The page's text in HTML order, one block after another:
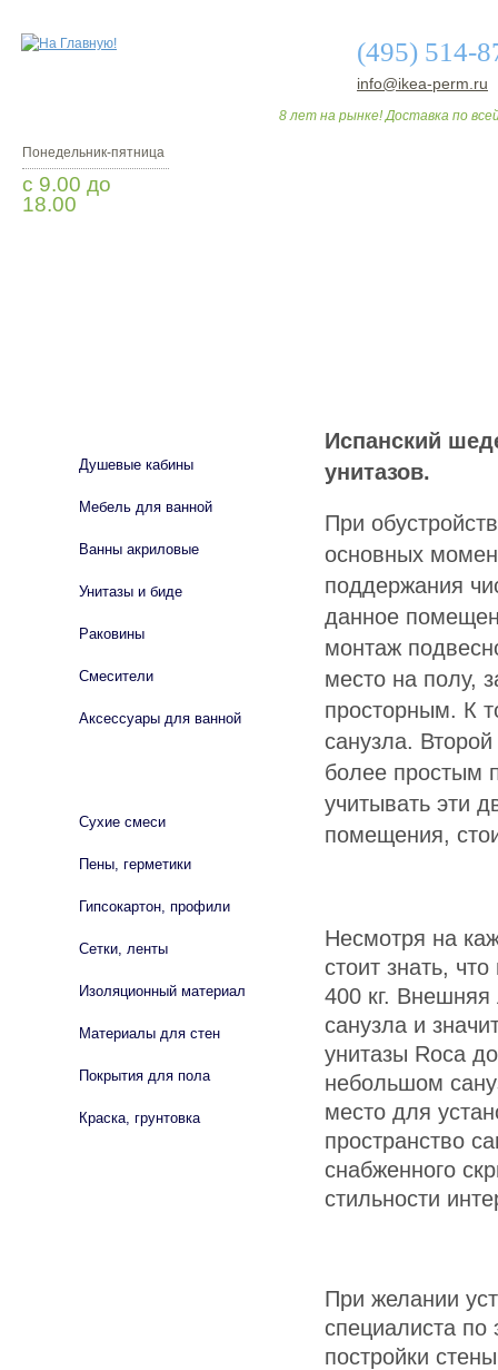
(495) 514-
info@ikea-perm.ru
8 лет на рынке! Доставка по
Понедельник-пятница
с 9.00 до
18.00
Испанский
унитазов.
При
основных
поддержания
данное
монтаж
место на полу,
просторным. К
санузла.
более простым
учитывать эти
помещения,
Несмотря на
стоит знать,
400 кг. Внешняя
санузла и
унитазы Roca
небольшом
место для
пространство
снабженного
стильности
При желании
специалиста по
постройки
Душевые кабины
Мебель для ванной
Ванны акриловые
Унитазы и биде
Раковины
Смесители
Аксессуары для ванной
Сухие смеси
Пены, герметики
Гипсокартон, профили
Сетки, ленты
Изоляционный материал
Материалы для стен
Покрытия для пола
Краска, грунтовка